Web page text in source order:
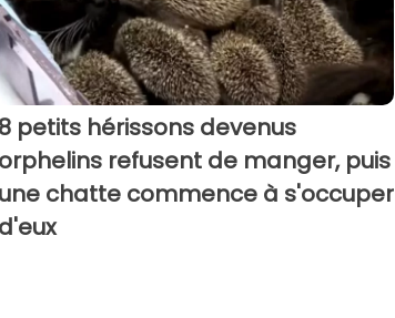
8 petits hérissons devenus
orphelins refusent de manger, puis
une chatte commence à s'occuper
d'eux